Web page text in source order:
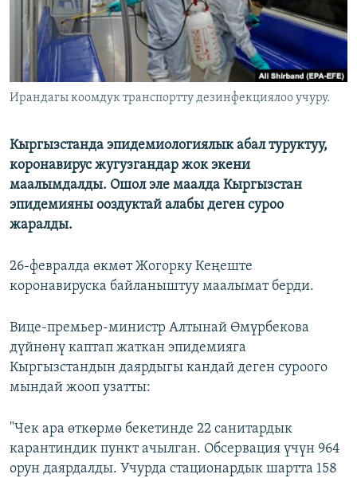
ЫҢГАЙСЫЗ СУРООЛОР
ЭЕ/АРнун бардык сайттары
Ирандагы коомдук транспортту дезинфекциялоо учуру.
Кыргызстанда эпидемиологиялык абал туруктуу,
коронавирус жугузгандар жок экени
маалымдалды. Ошол эле маалда Кыргызстан
эпидемияны ооздуктай алабы деген суроо
жаралды.
26-февралда өкмөт Жогорку Кеңеште
коронавируска байланыштуу маалымат берди.
Вице-премьер-министр Алтынай Өмүрбекова
дүйнөнү каптап жаткан эпидемияга
Кыргызстандын даярдыгы кандай деген суроого
мындай жооп узатты:
"Чек ара өткөрмө бекетинде 22 санитардык
карантиндик пункт ачылган. Обсервация үчүн 964
орун даярдалды. Учурда стационардык шартта 158